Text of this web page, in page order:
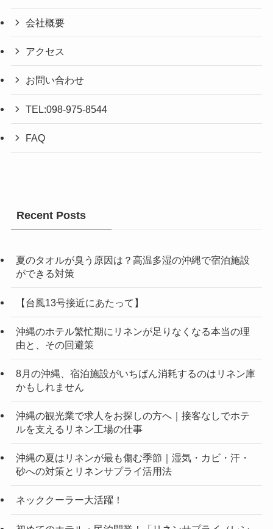
会社概要
アクセス
お問い合わせ
TEL:098-975-8544
FAQ
Recent Posts
夏のタオルが臭う原因は？高温多湿の沖縄で宿泊施設
ができる対策
【台風13号接近にあたって】
沖縄のホテル繁忙期にリネンが足りなくなる本当の理
由と、その回避策
8月の沖縄、宿泊施設がいちばん消耗するのはリネン庫
かもしれません
沖縄の観光業で求人をお探しの方へ｜接客なしでホテ
ルを支えるリネン工場の仕事
沖縄の夏はリネンが最も傷む季節｜湿気・カビ・汗・
砂への対策とリネンサプライ活用法
ネッククーラー大活躍！